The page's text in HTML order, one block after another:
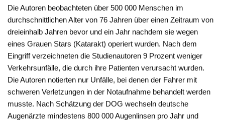
Die Autoren beobachteten über 500 000 Menschen im
durchschnittlichen Alter von 76 Jahren über einen Zeitraum von
dreieinhalb Jahren bevor und ein Jahr nachdem sie wegen
eines Grauen Stars (Katarakt) operiert wurden. Nach dem
Eingriff verzeichneten die Studienautoren 9 Prozent weniger
Verkehrsunfälle, die durch ihre Patienten verursacht wurden.
Die Autoren notierten nur Unfälle, bei denen der Fahrer mit
schweren Verletzungen in der Notaufnahme behandelt werden
musste. Nach Schätzung der DOG wechseln deutsche
Augenärzte mindestens 800 000 Augenlinsen pro Jahr und